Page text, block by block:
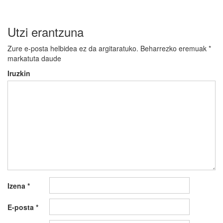
Utzi erantzuna
Zure e-posta helbidea ez da argitaratuko. Beharrezko eremuak *
markatuta daude
Iruzkin
Izena *
E-posta *